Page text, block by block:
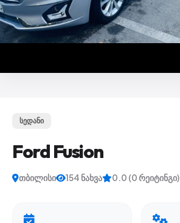
სედანი
Ford Fusion
თბილისი 154 ნახვა 0.0 (0 რეიტინგი)